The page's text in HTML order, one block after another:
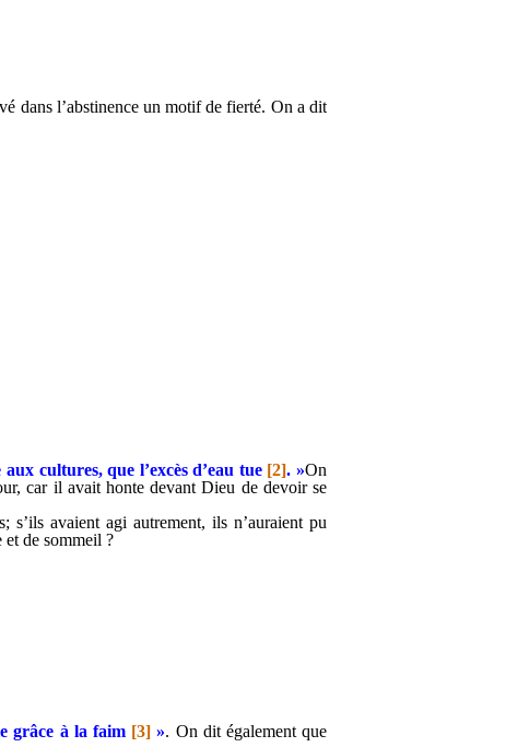
dans l’abstinence un motif de fierté. On a dit
cultures, que l’excès d’eau tue [2]. »On
car il avait honte devant Dieu de devoir se
s’ils avaient agi autrement, ils n’auraient pu
et de sommeil ?
grâce à la faim [3] ». On dit également que